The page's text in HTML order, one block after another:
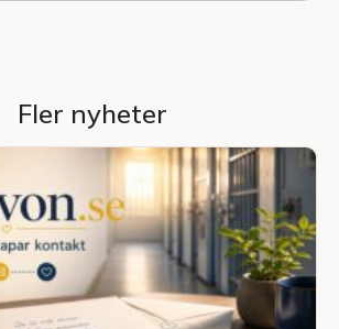
Fler nyheter